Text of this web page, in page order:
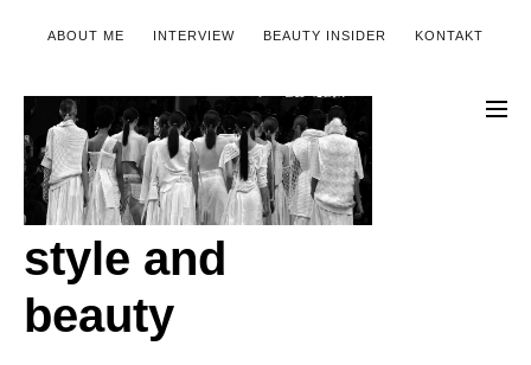
ABOUT ME INTERVIEW BEAUTY INSIDER KONTAKT
style and
beauty